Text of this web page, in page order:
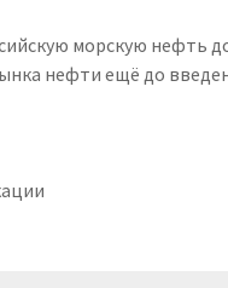
морскую нефть
нефти ещё до